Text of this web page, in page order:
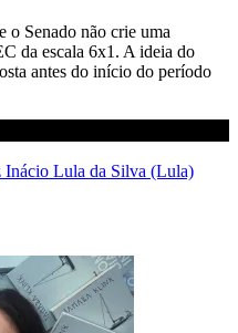
o Senado não crie uma
da escala 6x1. A ideia do
antes do início do período
Inácio Lula da Silva (Lula)